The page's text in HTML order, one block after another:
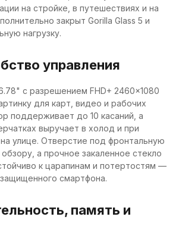
на стройке, в путешествиях и на
закрыт Gorilla Glass 5 и
нагрузку.
управления
с разрешением FHD+ 2460×1080
для карт, видео и рабочих
поддерживает до 10 касаний, а
выручает в холод и при
улице. Отверстие под фронтальную
а прочное закаленное стекло
к царапинам и потертостям —
смартфона.
память и